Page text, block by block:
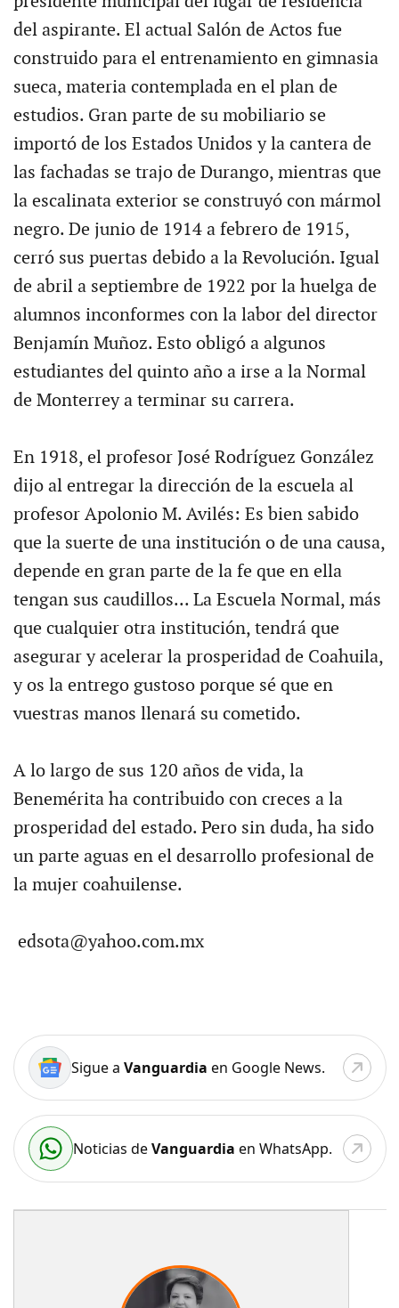
del aspirante. El actual Salón de Actos fue
construido para el entrenamiento en gimnasia
sueca, materia contemplada en el plan de
estudios. Gran parte de su mobiliario se
importó de los Estados Unidos y la cantera de
las fachadas se trajo de Durango, mientras que
la escalinata exterior se construyó con mármol
negro. De junio de 1914 a febrero de 1915,
cerró sus puertas debido a la Revolución. Igual
de abril a septiembre de 1922 por la huelga de
alumnos inconformes con la labor del director
Benjamín Muñoz. Esto obligó a algunos
estudiantes del quinto año a irse a la Normal
de Monterrey a terminar su carrera.
En 1918, el profesor José Rodríguez González
dijo al entregar la dirección de la escuela al
profesor Apolonio M. Avilés: Es bien sabido
que la suerte de una institución o de una causa,
depende en gran parte de la fe que en ella
tengan sus caudillos... La Escuela Normal, más
que cualquier otra institución, tendrá que
asegurar y acelerar la prosperidad de Coahuila,
y os la entrego gustoso porque sé que en
vuestras manos llenará su cometido.
A lo largo de sus 120 años de vida, la
Benemérita ha contribuido con creces a la
prosperidad del estado. Pero sin duda, ha sido
un parte aguas en el desarrollo profesional de
la mujer coahuilense.
edsota@yahoo.com.mx
Sigue a Vanguardia en Google News.
Noticias deVanguardia en WhatsApp.